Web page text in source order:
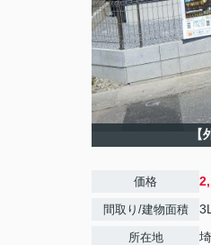
【
価格
間取り/建物面積
所在地